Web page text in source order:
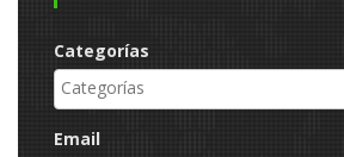
Categorías
Email